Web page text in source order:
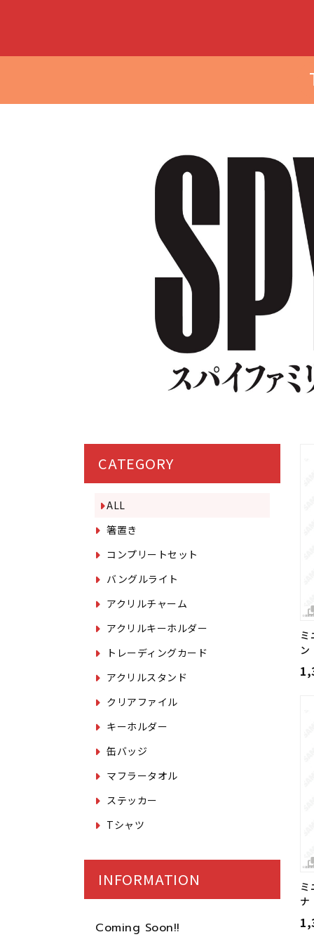
ミ
ン
ミ
ナ
CATEGORY
ALL
箸置き
コンプリートセット
バングルライト
アクリルチャーム
アクリルキーホルダー
トレーディングカード
アクリルスタンド
クリアファイル
キーホルダー
缶バッジ
マフラータオル
ステッカー
Tシャツ
INFORMATION
Coming Soon!!